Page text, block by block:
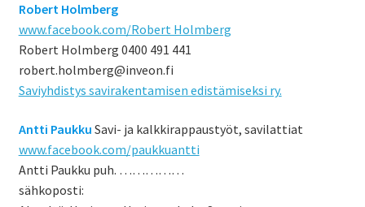
Robert Holmberg
www.facebook.com/Robert Holmberg
Robert Holmberg 0400 491 441
robert.holmberg@inveon.fi
Saviyhdistys savirakentamisen edistämiseksi ry.
Antti Paukku Savi- ja kalkkirappaustyöt, savilattiat
www.facebook.com/paukkuantti
Antti Paukku puh. ……………
sähkoposti: